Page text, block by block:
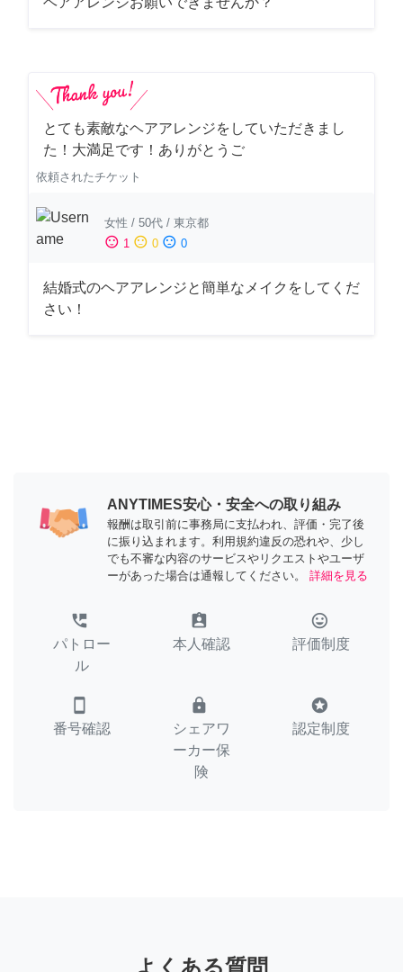
とても素敵なヘアアレンジをしていただきまし
た！大満足です！ありがとうご
依頼されたチケット
女性 / 50代 / 東京都
sentiment_satisfied 1 sentiment_neutral 0 sentiment_dissatisfied 0
結婚式のヘアアレンジと簡単なメイクをしてくだ
さい！
ANYTIMES安心・安全への取り組み
報酬は取引前に事務局に支払われ、評価・完了後
に振り込まれます。利用規約違反の恐れや、少し
でも不審な内容のサービスやリクエストやユーザ
ーがあった場合は通報してください。
詳細を見る
perm_phone_msg
パトロー
ル
assignment_ind
本人確認
tag_faces
評価制度
smartphone
番号確認
lock
シェアワ
ーカー保
険
stars
認定制度